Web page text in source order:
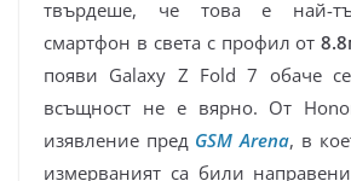
твърдеше, че това е най-
смартфон в света с профил от
появи Galaxy Z Fold 7 обаче
всъщност не е вярно. От
изявление пред GSM Arena, в
измерваният са били